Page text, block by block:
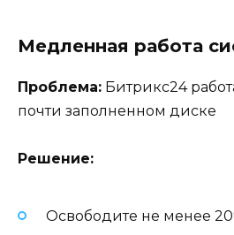
Медленная работа
Проблема: Битрикс24
почти заполненном диске
Решение:
Освободите не менее